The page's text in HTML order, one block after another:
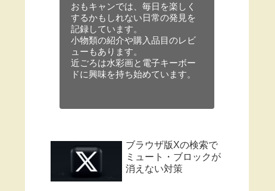
おもキャンでは、毎日を楽しく
するかもしれない日常の発見を
記録しています。
小物類の紹介や購入品目のレビ
ューもあります。
近ごろは水彩画と電子キーボー
ドに興味を持ち始めています。
ブラウザ版Xの検索で
ミュート・ブロックが
消えない対策